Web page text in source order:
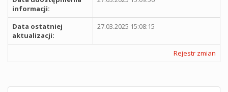
informacji:
Data ostatniej
aktualizacji:
27.03.2025 15:08:15
Rejestr zmian